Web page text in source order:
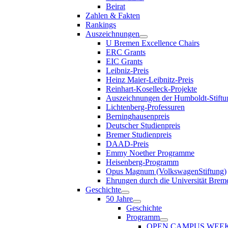
Beirat
Zahlen & Fakten
Rankings
Auszeichnungen
U Bremen Excellence Chairs
ERC Grants
EIC Grants
Leibniz-Preis
Heinz Maier-Leibnitz-Preis
Reinhart-Koselleck-Projekte
Auszeichnungen der Humboldt-
Lichtenberg-Professuren
Berninghausenpreis
Deutscher Studienpreis
Bremer Studienpreis
DAAD-Preis
Emmy Noether Programme
Heisenberg-Programm
Opus Magnum (VolkswagenStiftung)
Ehrungen durch die Universität
Geschichte
50 Jahre
Geschichte
Programm
OPEN CAMPUS